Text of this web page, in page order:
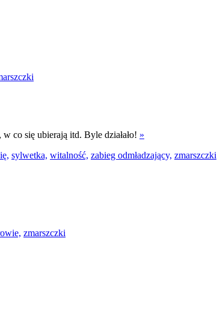
co się ubierają itd. Byle działało! »
sylwetka, witalność, zabieg odmładzający, zmarszczki
zmarszczki